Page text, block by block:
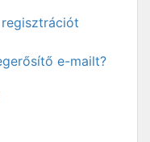
e-mailt?